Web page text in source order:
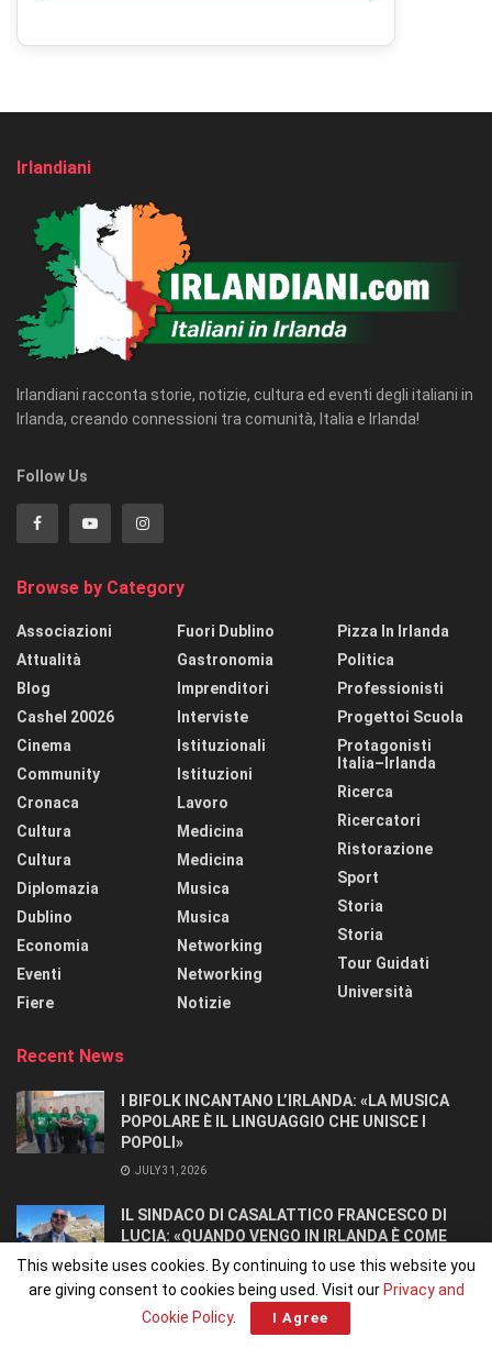
Irlandiani
Irlandiani racconta storie, notizie, cultura ed eventi degli italiani in
Irlanda, creando connessioni tra comunità, Italia e Irlanda!
Follow Us
Browse by Category
Associazioni
Attualità
Blog
Cashel 20026
Cinema
Community
Cronaca
Cultura
Cultura
Diplomazia
Dublino
Economia
Eventi
Fiere
Fuori Dublino
Gastronomia
Imprenditori
Interviste
Istituzionali
Istituzioni
Lavoro
Medicina
Medicina
Musica
Musica
Networking
Networking
Notizie
Pizza In Irlanda
Politica
Professionisti
Progettoi Scuola
Protagonisti
Italia–Irlanda
Ricerca
Ricercatori
Ristorazione
Sport
Storia
Storia
Tour Guidati
Università
Recent News
I BIFOLK INCANTANO L’IRLANDA: «LA MUSICA
POPOLARE È IL LINGUAGGIO CHE UNISCE I
POPOLI»
JULY 31, 2026
IL SINDACO DI CASALATTICO FRANCESCO DI
LUCIA: «QUANDO VENGO IN IRLANDA È COME
TORNARE A CASA».
JULY 27, 2026
This website uses cookies. By continuing to use this website you
are giving consent to cookies being used. Visit our Privacy and
Cookie Policy. I Agree